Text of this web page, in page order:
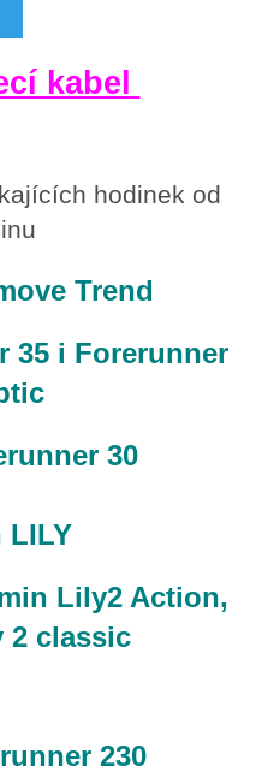
kabel
hodinek od
Trend
35 i Forerunner
30
LILY
Lily2 Action,
2 classic
230